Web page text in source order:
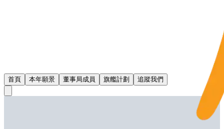
首頁 本年願景 董事局成員 旗艦計劃 追蹤我們